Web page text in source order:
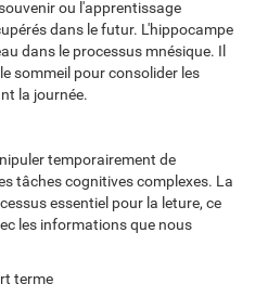
ou l'apprentissage
dans le futur. L'hippocampe
dans le processus mnésique. Il
sommeil pour consolider les
la journée.
temporairement de
tâches cognitives complexes. La
essentiel pour la leture, ce
les informations que nous
terme